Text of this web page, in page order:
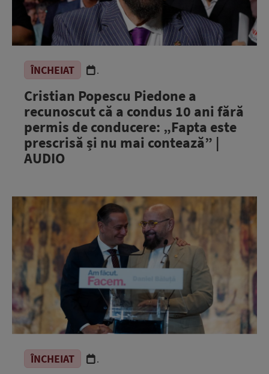
ÎNCHEIAT .
Cristian Popescu Piedone a
recunoscut că a condus 10 ani fără
permis de conducere: „Fapta este
prescrisă și nu mai contează” |
AUDIO
ÎNCHEIAT .